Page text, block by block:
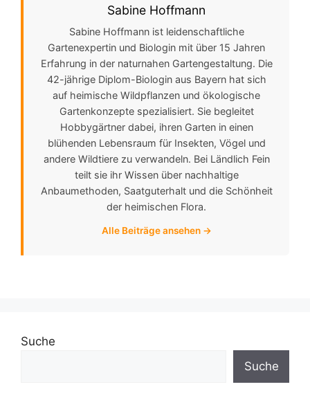
Sabine Hoffmann
Sabine Hoffmann ist leidenschaftliche
Gartenexpertin und Biologin mit über 15 Jahren
Erfahrung in der naturnahen Gartengestaltung. Die
42-jährige Diplom-Biologin aus Bayern hat sich
auf heimische Wildpflanzen und ökologische
Gartenkonzepte spezialisiert. Sie begleitet
Hobbygärtner dabei, ihren Garten in einen
blühenden Lebensraum für Insekten, Vögel und
andere Wildtiere zu verwandeln. Bei Ländlich Fein
teilt sie ihr Wissen über nachhaltige
Anbaumethoden, Saatguterhalt und die Schönheit
der heimischen Flora.
Alle Beiträge ansehen →
Suche
Suche